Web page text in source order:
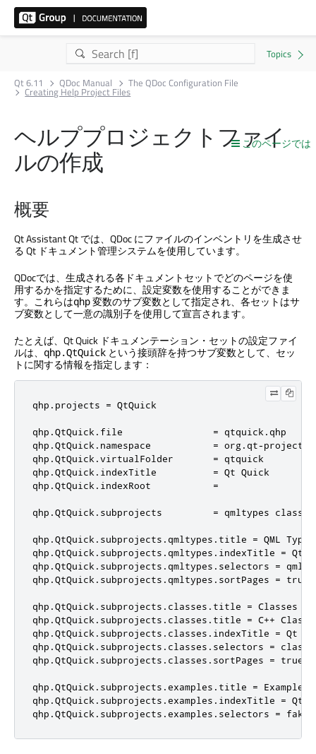
Qt 6.11 QDoc Manual The QDoc Configuration File
Creating Help Project Files
このページでは
ヘルププロジェクトファイ
ルの作成
概要
Qt AssistantQt では、QDoc にファイルのインベントリを生成させ
る Qt ドキュメント管理システムを使用しています。
QDocでは、生成される各ドキュメントセットでどのページを使
用するかを指定するために、設定変数を使用することができま
す。これらはqhp変数のサブ変数として指定され、各セットはサ
ブ変数として一意の識別子を使用して宣言されます。
たとえば、 Qt Quick ドキュメンテーション・セットの設定ファイ
ルは、 qhp.QtQuick という接頭辞を持つサブ変数として、セッ
トに関する情報を指定します：
qhp.projects = QtQuick
qhp.QtQuick.file                = qtquick.qhp
qhp.QtQuick.namespace           = org.qt-
qhp.QtQuick.virtualFolder       = qtquick
qhp.QtQuick.indexTitle          = Qt Quick
qhp.QtQuick.indexRoot           =
qhp.QtQuick.subprojects         = qmltypes classes
qhp.QtQuick.subprojects.qmltypes.title = QML Types
qhp.QtQuick.subprojects.qmltypes.indexTitle = Qt
qhp.QtQuick.subprojects.qmltypes.selectors =
qhp.QtQuick.subprojects.qmltypes.sortPages = true
qhp.QtQuick.subprojects.classes.title = Classes
qhp.QtQuick.subprojects.classes.title = C++
qhp.QtQuick.subprojects.classes.indexTitle = Qt
qhp.QtQuick.subprojects.classes.selectors =
qhp.QtQuick.subprojects.classes.sortPages = true
qhp.QtQuick.subprojects.examples.title = Examples
qhp.QtQuick.subprojects.examples.indexTitle = Qt
qhp.QtQuick.subprojects.examples.selectors =